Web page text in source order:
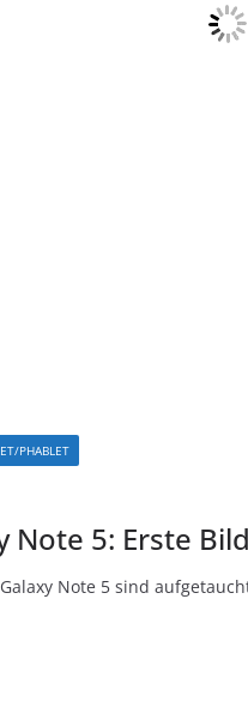
PHABLET
Note 5: Erste
Note 5 sind